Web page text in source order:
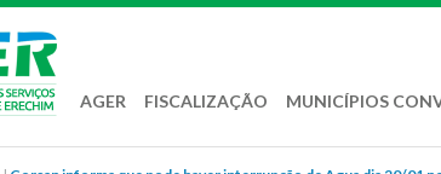
AGER FISCALIZAÇÃO MUNICÍPIOS